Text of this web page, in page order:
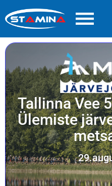
Tallinna Vee
Ülemiste